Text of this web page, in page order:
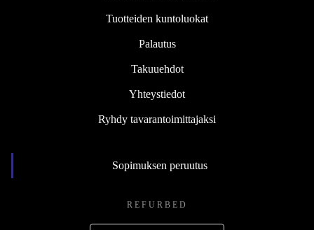
Tuotteiden kuntoluokat
Palautus
Takuuehdot
Yhteystiedot
Ryhdy tavarantoimittajaksi
Sopimuksen peruutus
REFURBED